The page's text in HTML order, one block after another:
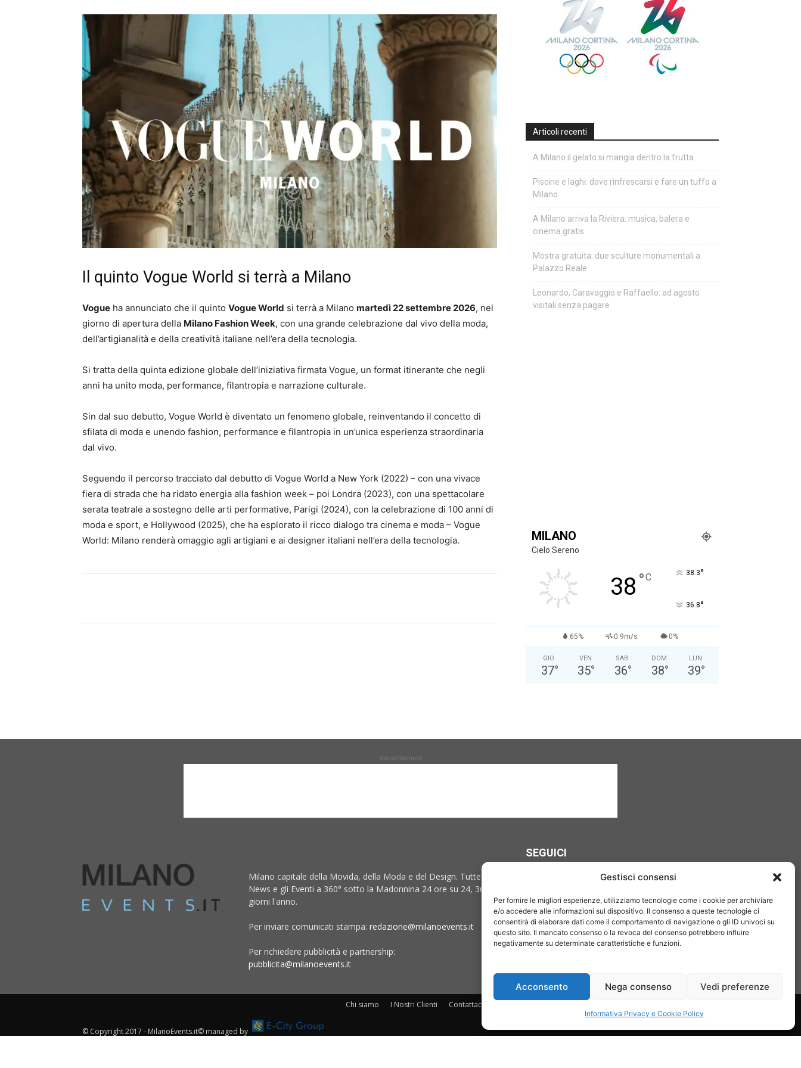
Gestisci consensi
Per fornire le migliori esperienze, utilizziamo tecnologie come i cookie per archiviare
e/o accedere alle informazioni sul dispositivo. Il consenso a queste tecnologie ci
consentirà di elaborare dati come il comportamento di navigazione o gli ID univoci su
questo sito. Il mancato consenso o la revoca del consenso potrebbero influire
negativamente su determinate caratteristiche e funzioni.
Acconsento Nega consenso Vedi preferenze
Informativa Privacy e Cookie Policy
Il quinto Vogue World si terrà a Milano
Vogue ha annunciato che il quinto Vogue World si terrà a Milano martedì 22 settembre 2026, nel
giorno di apertura della Milano Fashion Week, con una grande celebrazione dal vivo della moda,
dell’artigianalità e della creatività italiane nell’era della tecnologia.
Si tratta della quinta edizione globale dell’iniziativa firmata Vogue, un format itinerante che negli
anni ha unito moda, performance, filantropia e narrazione culturale.
Sin dal suo debutto, Vogue World è diventato un fenomeno globale, reinventando il concetto di
sfilata di moda e unendo fashion, performance e filantropia in un’unica esperienza straordinaria
dal vivo.
Seguendo il percorso tracciato dal debutto di Vogue World a New York (2022) – con una vivace
fiera di strada che ha ridato energia alla fashion week – poi Londra (2023), con una spettacolare
serata teatrale a sostegno delle arti performative, Parigi (2024), con la celebrazione di 100 anni di
moda e sport, e Hollywood (2025), che ha esplorato il ricco dialogo tra cinema e moda – Vogue
World: Milano renderà omaggio agli artigiani e ai designer italiani nell’era della tecnologia.
Articoli recenti
A Milano il gelato si mangia dentro la frutta
Piscine e laghi: dove rinfrescarsi e fare un tuffo a
Milano
A Milano arriva la Riviera: musica, balera e
cinema gratis
Mostra gratuita: due sculture monumentali a
Palazzo Reale
Leonardo, Caravaggio e Raffaello: ad agosto
visitali senza pagare
MILANO
Cielo Sereno
38 °C 38.3°
36.8°
65% 0.9m/s 0%
GIO
37°
VEN
35°
SAB
36°
DOM
38°
LUN
39°
Advertisement
Milano capitale della Movida, della Moda e del Design. Tutte le
News e gli Eventi a 360° sotto la Madonnina 24 ore su 24, 365
giorni l'anno.
Per inviare comunicati stampa: redazione@milanoevents.it
Per richiedere pubblicità e partnership:
pubblicita@milanoevents.it
SEGUICI
Chi siamo I Nostri Clienti Contattaci
© Copyright 2017 - MilanoEvents.it© managed by